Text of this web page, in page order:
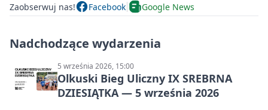
Zaobserwuj nas! Facebook Google News
Nadchodzące wydarzenia
5 września 2026, 15:00
Olkuski Bieg Uliczny IX SREBRNA
DZIESIĄTKA — 5 września 2026